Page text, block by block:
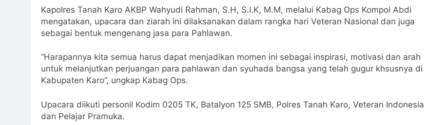
Kapolres Tanah Karo AKBP Wahyudi Rahman, S.H, S.I.K, M.M, melalui Kabag Ops Kompol Abdi
mengatakan, upacara dan ziarah ini dilaksanakan dalam rangka hari Veteran Nasional dan juga
sebagai bentuk mengenang jasa para Pahlawan.
“Harapannya kita semua harus dapat menjadikan momen ini sebagai inspirasi, motivasi dan arah
untuk melanjutkan perjuangan para pahlawan dan syuhada bangsa yang telah gugur khsusnya di
Kabupaten Karo”, ungkap Kabag Ops.
Upacara diikuti personil Kodim 0205 TK, Batalyon 125 SMB, Polres Tanah Karo, Veteran Indonesia
dan Pelajar Pramuka.